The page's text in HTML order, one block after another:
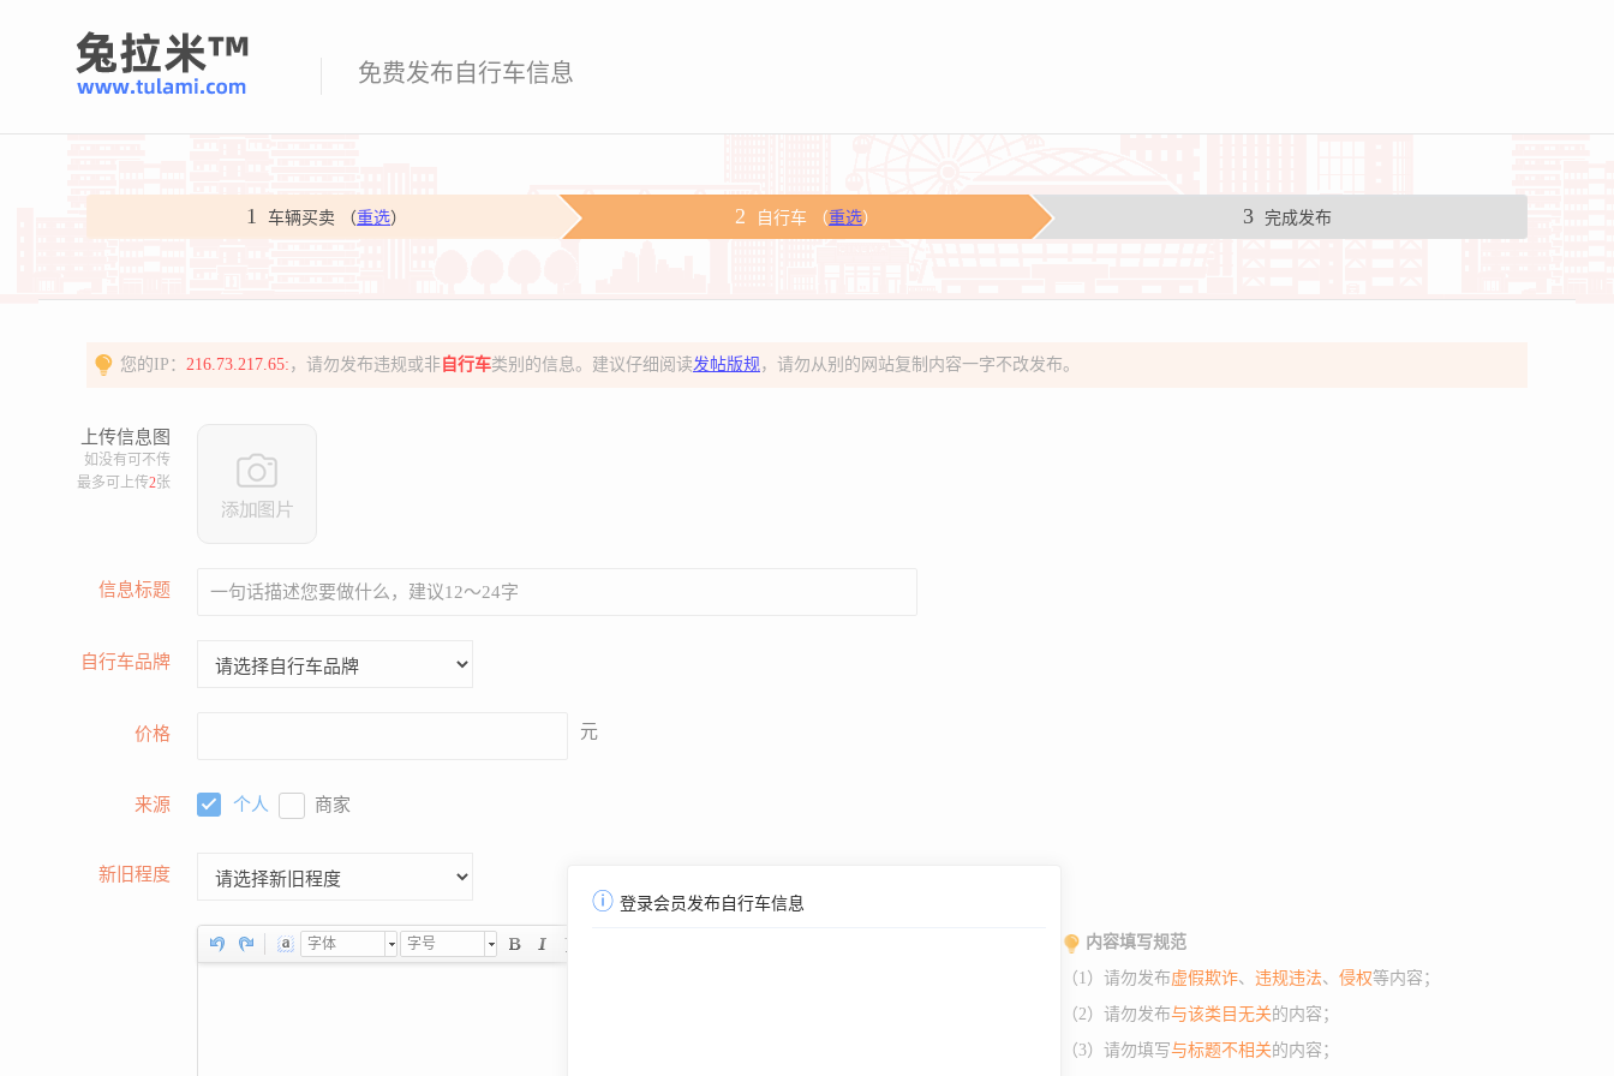
免费发布自行车信息
1 车辆买卖 （重选） 2 自行车 （重选） 3 完成发布
您的IP： 216.73.217.65: ，请勿发布违规或非 自行车类别的信息。建议仔细阅读发帖版规，请勿从别的网站复制内容一字不改发布。
上传信息图
如没有可不传
最多可上传2张
信息标题
自行车品牌
价格 元
来源 个人 商家
新旧程度
字体 字号
内容填写规范
（1）请勿发布虚假欺诈、 违规违法、 侵权等内容；
（2）请勿发布与该类目无关的内容；
（3）请勿填写与标题不相关的内容；
ⓘ 登录会员发布自行车信息